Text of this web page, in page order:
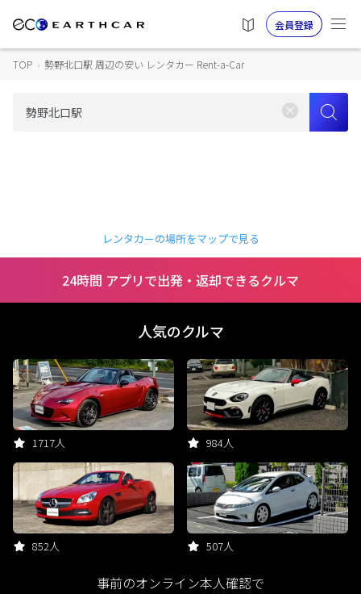
会員登録
TOP › 勢野北口駅 周辺の安い レンタカー Rent-a-Car
レンタカーの場所をマップで見る
24時間 アプリで出発・返却できるクルマ
人気のクルマ
1717人 984人
852人 507人
事前のオンライン本人確認で